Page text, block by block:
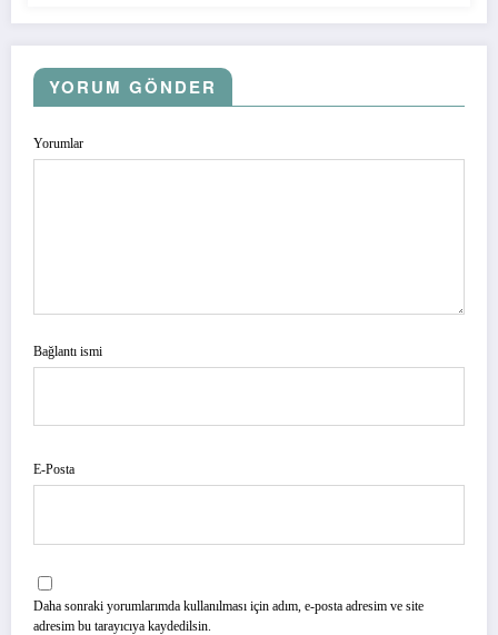
YORUM GÖNDER
Yorumlar
Bağlantı ismi
E-Posta
Daha sonraki yorumlarımda kullanılması için adım, e-posta adresim ve site
adresim bu tarayıcıya kaydedilsin.